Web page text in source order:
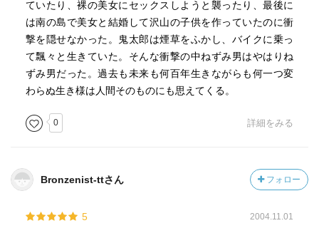
ていたり、裸の美女にセックスしようと襲ったり、最後に
は南の島で美女と結婚して沢山の子供を作っていたのに衝
撃を隠せなかった。鬼太郎は煙草をふかし、バイクに乗っ
て飄々と生きていた。そんな衝撃の中ねずみ男はやはりね
ずみ男だった。過去も未来も何百年生きながらも何一つ変
わらぬ生き様は人間そのものにも思えてくる。
0 詳細をみる
Bronzenist-ttさん フォロー
5 2004.11.01